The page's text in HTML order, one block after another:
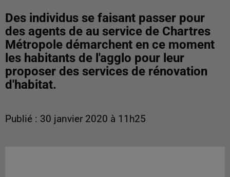
Des individus se faisant passer pour
des agents de au service de Chartres
Métropole démarchent en ce moment
les habitants de l'agglo pour leur
proposer des services de rénovation
d'habitat.
Publié : 30 janvier 2020 à 11h25